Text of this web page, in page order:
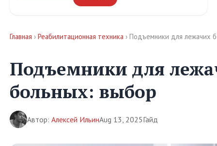
Главная › Реабилитационная техника › Подъемники для лежачих
Подъемники для
больных: выбор
Автор: Алексей ИльинAug 13, 2025Гайд